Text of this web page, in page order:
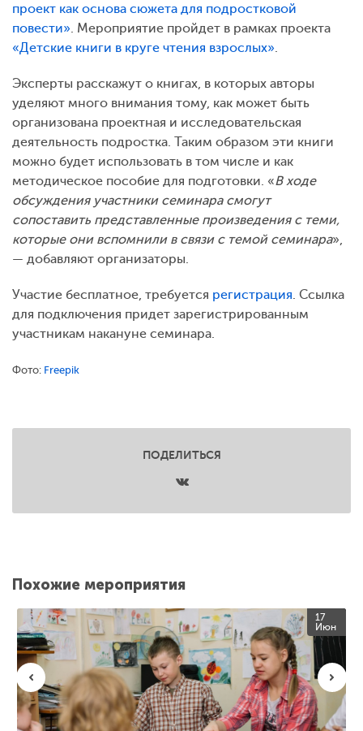
проект как основа сюжета для подростковой
повести». Мероприятие пройдет в рамках проекта
«Детские книги в круге чтения взрослых».
Эксперты расскажут о книгах, в которых авторы
уделяют много внимания тому, как может быть
организована проектная и исследовательская
деятельность подростка. Таким образом эти книги
можно будет использовать в том числе и как
методическое пособие для подготовки. «В ходе
обсуждения участники семинара смогут
сопоставить представленные произведения с теми,
которые они вспомнили в связи с темой семинара»,
— добавляют организаторы.
Участие бесплатное, требуется регистрация. Ссылка
для подключения придет зарегистрированным
участникам накануне семинара.
Фото: Freepik
ПОДЕЛИТЬСЯ
Похожие мероприятия
17
Июн